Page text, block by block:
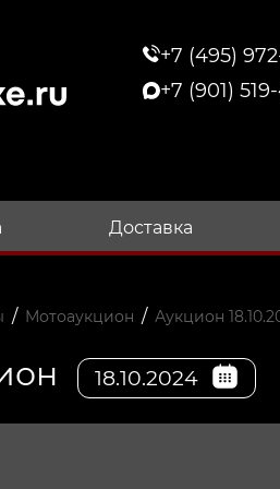
+7 (495)
+7 (901)
Доставка
/ Мотоаукцион / Аукцион
18.10.2024